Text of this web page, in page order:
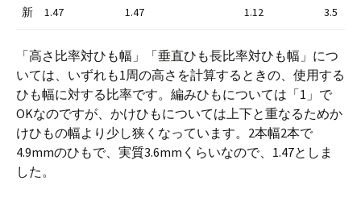
新 1.47 1.47 1.12 3.5
「高さ比率対ひも幅」「垂直ひも長比率対ひも幅」につ
いては、いずれも1周の高さを計算するときの、使用する
ひも幅に対する比率です。編みひもについては「1」で
OKなのですが、かけひもについては上下と重なるためか
けひもの幅より少し狭くなっています。2本幅2本で
4.9mmのひもで、実質3.6mmくらいなので、1.47としま
した。